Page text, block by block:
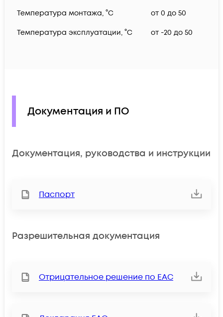
Температура монтажа, °C от 0 до 50
Температура эксплуатации, °C от -20 до 50
Документация и ПО
Документация, руководства и инструкции
Паспорт
Разрешительная документация
Отрицательное решение по ЕАС